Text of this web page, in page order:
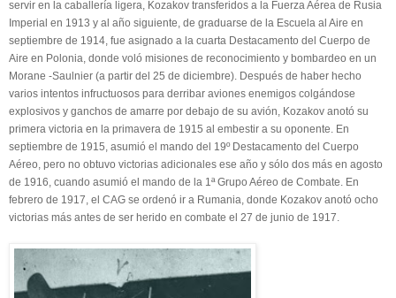
servir en la caballería ligera, Kozakov transferidos a la Fuerza Aérea de Rusia
Imperial en 1913 y al año siguiente, de graduarse de la Escuela al Aire en
septiembre de 1914, fue asignado a la cuarta Destacamento del Cuerpo de
Aire en Polonia, donde voló misiones de reconocimiento y bombardeo en un
Morane -Saulnier (a partir del 25 de diciembre). Después de haber hecho
varios intentos infructuosos para derribar aviones enemigos colgándose
explosivos y ganchos de amarre por debajo de su avión, Kozakov anotó su
primera victoria en la primavera de 1915 al embestir a su oponente. En
septiembre de 1915, asumió el mando del 19º Destacamento del Cuerpo
Aéreo, pero no obtuvo victorias adicionales ese año y sólo dos más en agosto
de 1916, cuando asumió el mando de la 1ª Grupo Aéreo de Combate. En
febrero de 1917, el CAG se ordenó ir a Rumania, donde Kozakov anotó ocho
victorias más antes de ser herido en combate el 27 de junio de 1917.